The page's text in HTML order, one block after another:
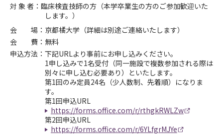
対 象 者：臨床検査技師の方（本学卒業生の方のご参加歓迎いた
します。）
会 場：京都橘大学（詳細は別途ご連絡いたします）
会 費：無料
申込方法：下記URLより事前にお申し込みください。
1申し込みで1名受付（同一施設で複数参加される際は
別々に申し込む必要あり）といたします。
第1回のみ定員24名（少人数制、先着順）になりま
す。
第1回申込URL
https://forms.office.com/r/rthgkRWLZw
第2回申込URL
https://forms.office.com/r/6YLfgrMJYe